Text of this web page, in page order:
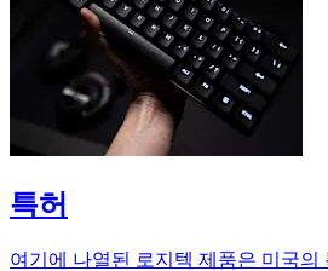
특허
여기에 나열된 로지텍 제품은 미국의